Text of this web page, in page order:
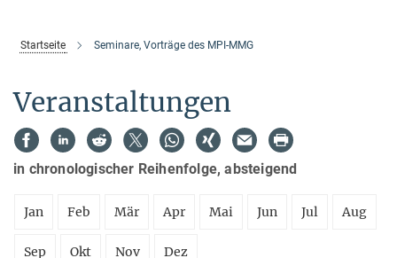
Startseite Seminare, Vorträge des MPI-MMG
Veranstaltungen
in chronologischer Reihenfolge, absteigend
Jan Feb Mär Apr Mai Jun Jul Aug
Sep Okt Nov Dez